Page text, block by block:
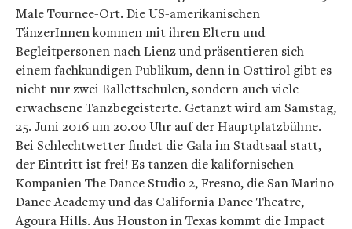
Male Tournee-Ort. Die US-amerikanischen
TänzerInnen kommen mit ihren Eltern und
Begleitpersonen nach Lienz und präsentieren sich
einem fachkundigen Publikum, denn in Osttirol gibt es
nicht nur zwei Ballettschulen, sondern auch viele
erwachsene Tanzbegeisterte. Getanzt wird am Samstag,
25. Juni 2016 um 20.00 Uhr auf der Hauptplatzbühne.
Bei Schlechtwetter findet die Gala im Stadtsaal statt,
der Eintritt ist frei! Es tanzen die kalifornischen
Kompanien The Dance Studio 2, Fresno, die San Marino
Dance Academy und das California Dance Theatre,
Agoura Hills. Aus Houston in Texas kommt die Impact